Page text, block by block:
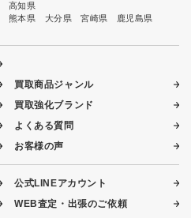
高知県
熊本県 大分県 宮崎県
鹿児島県
買取商品ジャンル
買取強化ブランド
よくある質問
お客様の声
公式LINEアカウント
WEB査定・出張のご依頼